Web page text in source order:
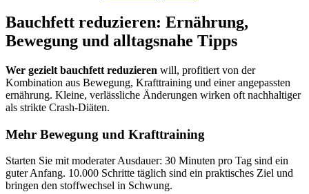
Bauchfett reduzieren: Ernährung,
Bewegung und alltagsnahe Tipps
Wer gezielt bauchfett reduzieren will, profitiert von der
Kombination aus Bewegung, Krafttraining und einer angepassten
ernährung. Kleine, verlässliche Änderungen wirken oft nachhaltiger
als strikte Crash‑Diäten.
Mehr Bewegung und Krafttraining
Starten Sie mit moderater Ausdauer: 30 Minuten pro Tag sind ein
guter Anfang. 10.000 Schritte täglich sind ein praktisches Ziel und
bringen den stoffwechsel in Schwung.